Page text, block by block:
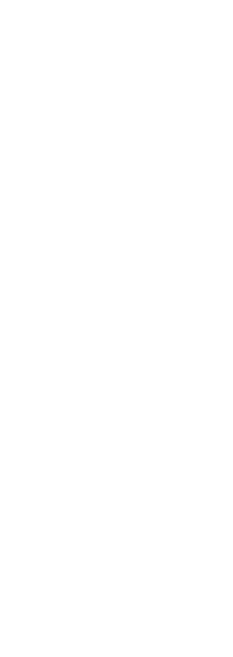
na Insuficiência Cardíaca” da Bayer
com nova regras do registo, alerta
efetivos e representam um
níveis elevados de Lp(a), revela
triplo negativo metastático em